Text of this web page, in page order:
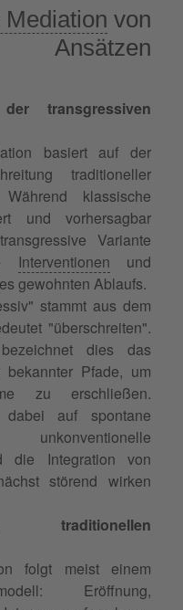
von
transgressiven
basiert auf der
traditioneller
Während klassische
und vorhersagbar
Variante
Interventionen und
gewohnten Ablaufs.
stammt aus dem
"überschreiten".
dies das
bekannter Pfade, um
zu erschließen.
dabei auf spontane
die Integration von
störend wirken
traditionellen
folgt meist einem
Eröffnung,